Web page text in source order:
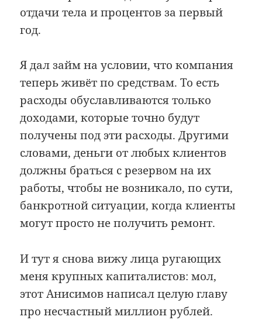
отдачи тела и процентов за первый
год.
Я дал займ на условии, что компания
теперь живёт по средствам. То есть
расходы обуславливаются только
доходами, которые точно будут
получены под эти расходы. Другими
словами, деньги от любых клиентов
должны браться с резервом на их
работы, чтобы не возникало, по сути,
банкротной ситуации, когда клиенты
могут просто не получить ремонт.
И тут я снова вижу лица ругающих
меня крупных капиталистов: мол,
этот Анисимов написал целую главу
про несчастный миллион рублей.